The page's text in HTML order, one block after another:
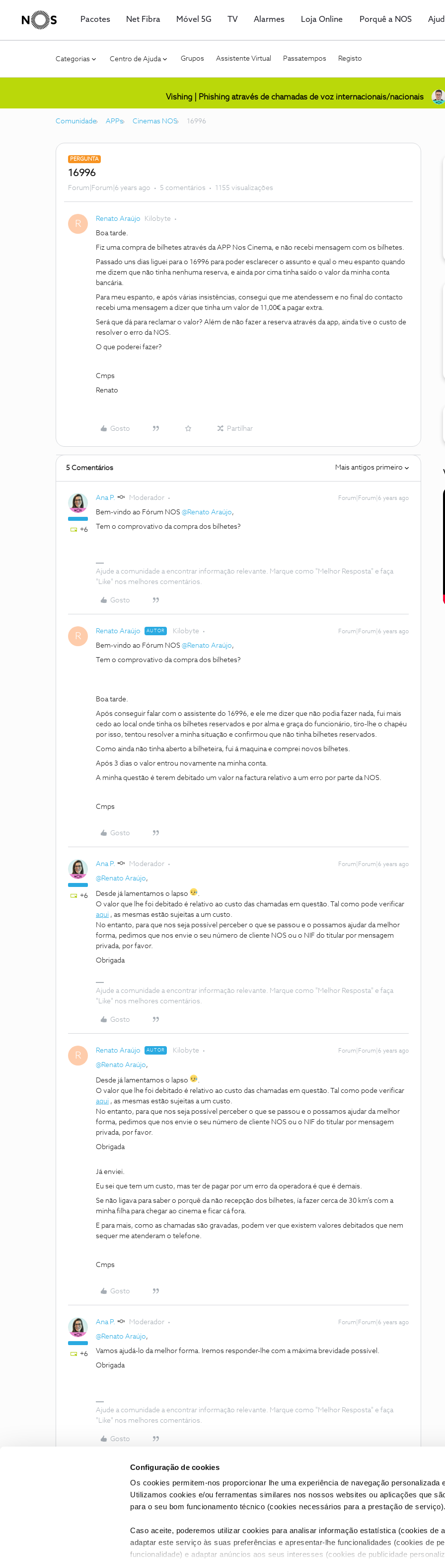
Configuração de cookies
Os cookies permitem-nos proporcionar lhe uma experiência de navegação personalizada
Utilizamos cookies e/ou ferramentas similares nos nossos websites ou aplicações que
para o seu bom funcionamento técnico (cookies necessários para a prestação de serviço).
Caso aceite, poderemos utilizar cookies para analisar informação estatística (cookies de
adaptar este serviço às suas preferências e apresentar-lhe funcionalidades (cookies de
funcionalidade) e adaptar anúncios aos seus interesses (cookies de publicidade
Pacotes Net Fibra Móvel 5G TV Alarmes Loja Online Porquê a NOS
Categorias Centro de Ajuda Grupos Assistente Virtual Passatempos Registo
Vishing | Phishing através de chamadas de voz internacionais/nacionais
Comunidade APPs Cinemas NOS 16996
PERGUNTA
16996
Forum|Forum|6 years ago 5 comentários 1155 visualizações
R Renato Araújo Kilobyte
Boa tarde.
Fiz uma compra de bilhetes através da APP Nos Cinema, e não recebi mensagem com os bilhetes.
Passado uns dias liguei para o 16996 para poder esclarecer o assunto e qual o meu espanto quando
me dizem que não tinha nenhuma reserva, e ainda por cima tinha saído o valor da minha conta
bancária.
Para meu espanto, e após várias insistências, consegui que me atendessem e no final do contacto
recebi uma mensagem a dizer que tinha um valor de 11,00€ a pagar extra.
Será que dá para reclamar o valor? Além de não fazer a reserva através da app, ainda tive o custo de
resolver o erro da NOS.
O que poderei fazer?
Cmps
Renato
Gosto Partilhar
5 Comentários Mais antigos primeiro
+6
Ana P. Moderador Forum|Forum|6 years ago
Bem-vindo ao Fórum NOS @Renato Araújo,
Tem o comprovativo da compra dos bilhetes?
Ajude a comunidade a encontrar informação relevante. Marque como "Melhor Resposta" e faça
"Like" nos melhores comentários.
Gosto
R Renato Araújo AUTOR Kilobyte Forum|Forum|6 years ago
Bem-vindo ao Fórum NOS @Renato Araújo,
Tem o comprovativo da compra dos bilhetes?
Boa tarde.
Após conseguir falar com o assistente do 16996, e ele me dizer que não podia fazer nada, fui mais
cedo ao local onde tinha os bilhetes reservados e por alma e graça do funcionário, tiro-lhe o chapéu
por isso, tentou resolver a minha situação e confirmou que não tinha bilhetes reservados.
Como ainda não tinha aberto a bilheteira, fui á maquina e comprei novos bilhetes.
Após 3 dias o valor entrou novamente na minha conta.
A minha questão é terem debitado um valor na factura relativo a um erro por parte da NOS.
Cmps
Gosto
+6
Ana P. Moderador Forum|Forum|6 years ago
@Renato Araújo,
Desde já lamentamos o lapso
.
O valor que lhe foi debitado é relativo ao custo das chamadas em questão. Tal como pode verificar
aqui , as mesmas estão sujeitas a um custo.
No entanto, para que nos seja possível perceber o que se passou e o possamos ajudar da melhor
forma, pedimos que nos envie o seu número de cliente NOS ou o NIF do titular por mensagem
privada, por favor.
Obrigada
Ajude a comunidade a encontrar informação relevante. Marque como "Melhor Resposta" e faça
"Like" nos melhores comentários.
Gosto
R Renato Araújo AUTOR Kilobyte Forum|Forum|6 years ago
@Renato Araújo,
Desde já lamentamos o lapso
.
O valor que lhe foi debitado é relativo ao custo das chamadas em questão. Tal como pode verificar
aqui , as mesmas estão sujeitas a um custo.
No entanto, para que nos seja possível perceber o que se passou e o possamos ajudar da melhor
forma, pedimos que nos envie o seu número de cliente NOS ou o NIF do titular por mensagem
privada, por favor.
Obrigada
Já enviei.
Eu sei que tem um custo, mas ter de pagar por um erro da operadora é que é demais.
Se não ligava para saber o porquê da não recepção dos bilhetes, ía fazer cerca de 30 km’s com a
minha filha para chegar ao cinema e ficar cá fora.
E para mais, como as chamadas são gravadas, podem ver que existem valores debitados que nem
sequer me atenderam o telefone.
Cmps
Gosto
+6
Ana P. Moderador Forum|Forum|6 years ago
@Renato Araújo,
Vamos ajudá-lo da melhor forma. Iremos responder-lhe com a máxima brevidade possível.
Obrigada
Ajude a comunidade a encontrar informação relevante. Marque como "Melhor Resposta" e faça
"Like" nos melhores comentários.
Gosto
Condições do Fórum NOS Accessibility statement